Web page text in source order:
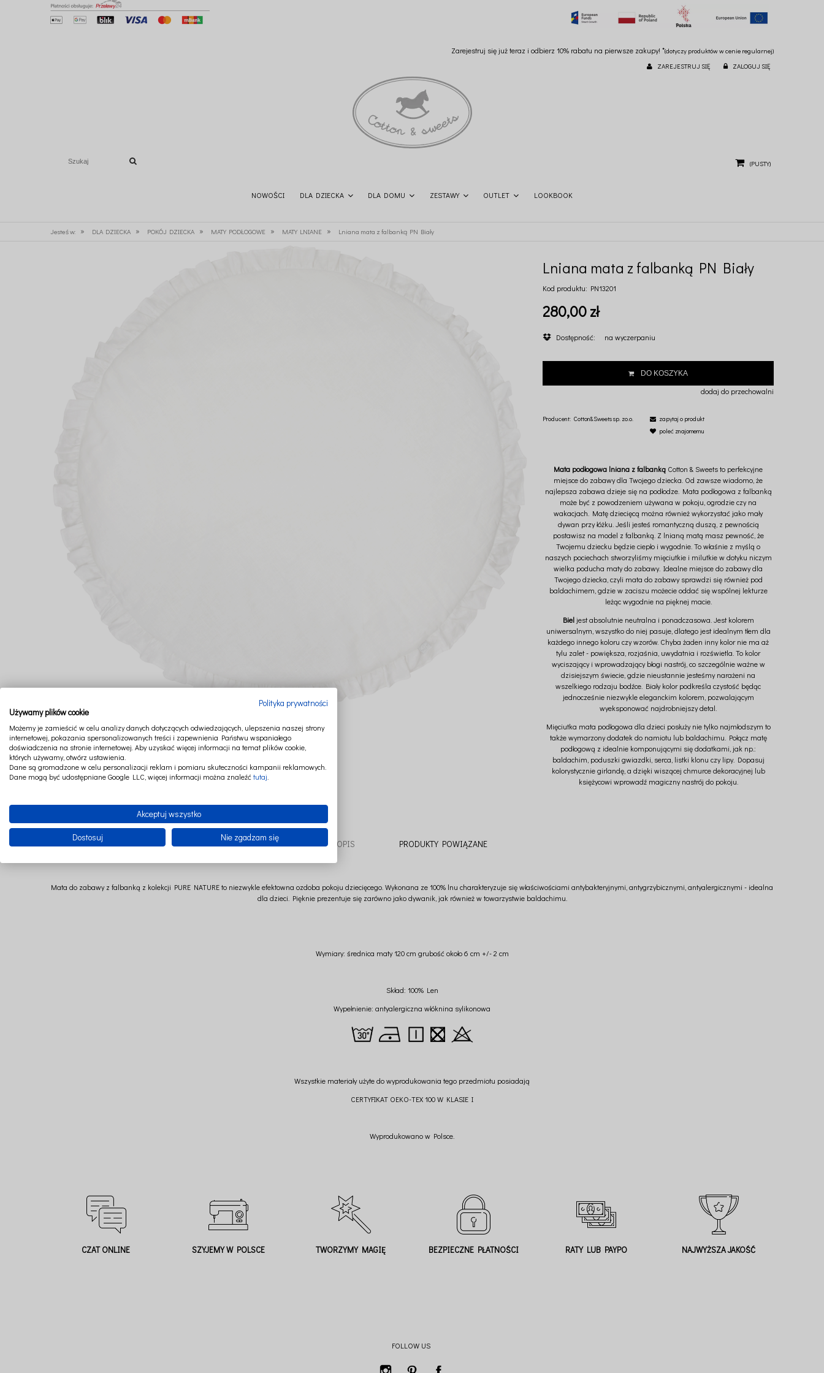
Zarejestruj się już teraz i odbierz 10% rabatu na pierwsze zakupy! *(dotyczy produktów w cenie regularnej)
ZAREJESTRUJ SIĘ ZALOGUJ SIĘ
(PUSTY)
NOWOŚCI DLA DZIECKA DLA DOMU ZESTAWY OUTLET LOOKBOOK
Jesteś w: » DLA DZIECKA » POKÓJ DZIECKA » MATY PODŁOGOWE » MATY LNIANE » Lniana mata z falbanką PN Biały
Lniana mata z falbanką PN Biały
Kod produktu: PN13201
280,00 zł
Dostępność: na wyczerpaniu
DO KOSZYKA
dodaj do przechowalni
Producent: Cotton&Sweets sp. zo.o.
zapytaj o produkt
poleć znajomemu
Mata podłogowa lniana z falbanką Cotton & Sweets to perfekcyjne
miejsce do zabawy dla Twojego dziecka. Od zawsze wiadomo, że
najlepsza zabawa dzieje się na podłodze. Mata podłogowa z falbanką
może być z powodzeniem używana w pokoju, ogrodzie czy na
wakacjach. Matę dziecięcą można również wykorzystać jako mały
dywan przy łóżku. Jeśli jesteś romantyczną duszą, z pewnością
postawisz na model z falbanką. Z lnianą matą masz pewność, że
Twojemu dziecku będzie ciepło i wygodnie. To właśnie z myślą o
naszych pociechach stworzyliśmy mięciutkie i milutkie w dotyku niczym
wielka poducha maty do zabawy. Idealne miejsce do zabawy dla
Twojego dziecka, czyli mata do zabawy sprawdzi się również pod
baldachimem, gdzie w zaciszu możecie oddać się wspólnej lekturze
leżąc wygodnie na pięknej macie.
Bieljest absolutnie neutralna i ponadczasowa. Jest kolorem
uniwersalnym, wszystko do niej pasuje, dlatego jest idealnym tłem dla
każdego innego koloru czy wzorów. Chyba żaden inny kolor nie ma aż
tylu zalet - powiększa, rozjaśnia, uwydatnia i rozświetla. To kolor
wyciszający i wprowadzający błogi nastrój, co szczególnie ważne w
dzisiejszym świecie, gdzie nieustannie jesteśmy narażeni na
wszelkiego rodzaju bodźce. Biały kolor podkreśla czystość będąc
jednocześnie niezwykle eleganckim kolorem, pozwalającym
wyeksponować najdrobniejszy detal.
Mięciutka mata podłogowa dla dzieci posłuży nie tylko najmłodszym to
także wymarzony dodatek do namiotu lub baldachimu. Połącz matę
podłogową z idealnie komponującymi się dodatkami, jak np.:
baldachim, poduszki gwiazdki, serca, listki klonu czy lipy. Dopasuj
kolorystycznie girlandę, a dzięki wiszącej chmurce dekoracyjnej lub
księżycowi wprowadź magiczny nastrój do pokoju.
OPIS PRODUKTY POWIĄZANE
Mata do zabawy z falbanką z kolekcji PURE NATURE to niezwykle efektowna ozdoba pokoju dziecięcego. Wykonana ze 100% lnu charakteryzuje się właściwościami antybakteryjnymi, antygrzybicznymi, antyalergicznymi - idealna
dla dzieci. Pięknie prezentuje się zarówno jako dywanik, jak również w towarzystwie baldachimu.
Wymiary: średnica maty 120 cm grubość około 6 cm +/- 2 cm
Skład: 100% Len
Wypełnienie: antyalergiczna włóknina sylikonowa
Wszystkie materiały użyte do wyprodukowania tego przedmiotu posiadają
CERTYFIKAT OEKO-TEX 100 W KLASIE I
Wyprodukowano w Polsce.
CZAT ONLINE SZYJEMY W POLSCE TWORZYMY MAGIĘ BEZPIECZNE PŁATNOŚCI RATY LUB PAYPO NAJWYŻSZA JAKOŚĆ
FOLLOW US
Polityka prywatności
Używamy plików cookie
Możemy je zamieścić w celu analizy danych dotyczących odwiedzających, ulepszenia naszej strony
internetowej, pokazania spersonalizowanych treści i zapewnienia Państwu wspaniałego
doświadczenia na stronie internetowej. Aby uzyskać więcej informacji na temat plików cookie,
których używamy, otwórz ustawienia.
Dane są gromadzone w celu personalizacji reklam i pomiaru skuteczności kampanii reklamowych.
Dane mogą być udostępniane Google LLC, więcej informacji można znaleźć tutaj
Akceptuj wszystko
Dostosuj Nie zgadzam się